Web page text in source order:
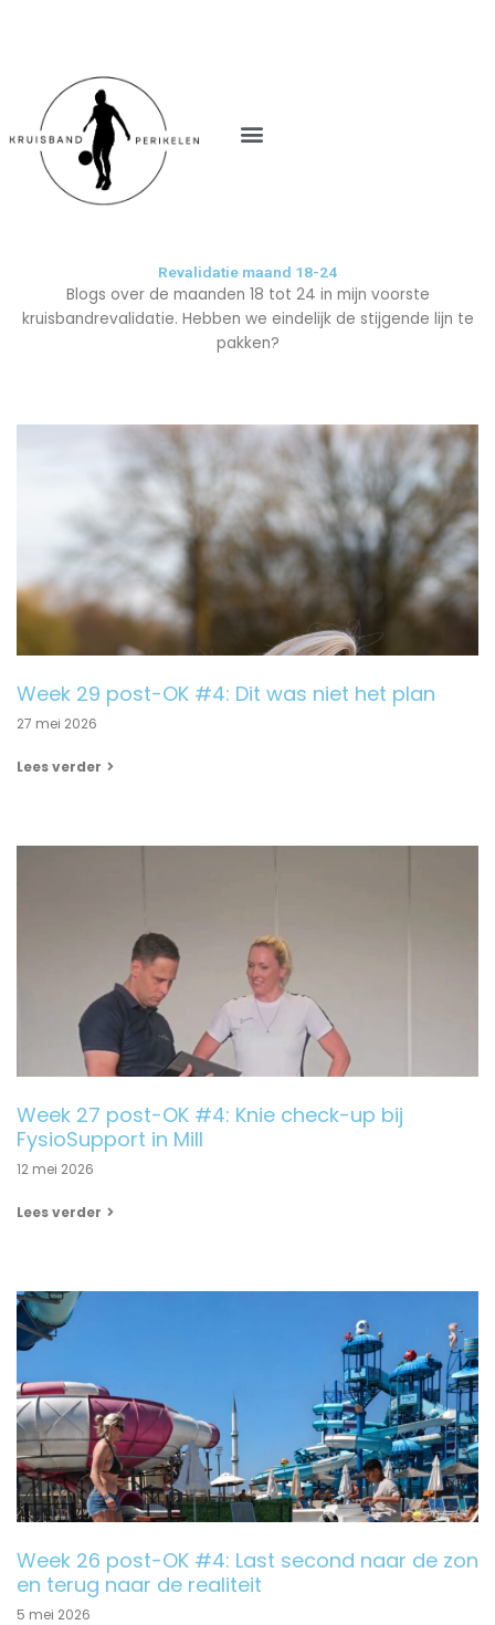
M
e
Revalidatie maand 18-24
Blogs over de maanden 18 tot 24 in mijn voorste
kruisbandrevalidatie. Hebben we eindelijk de stijgende lijn te
pakken?
Week 29 post-OK #4: Dit was niet het plan
27 mei 2026
Lees verder
Week 27 post-OK #4: Knie check-up bij
FysioSupport in Mill
12 mei 2026
Lees verder
Week 26 post-OK #4: Last second naar de zon
en terug naar de realiteit
5 mei 2026